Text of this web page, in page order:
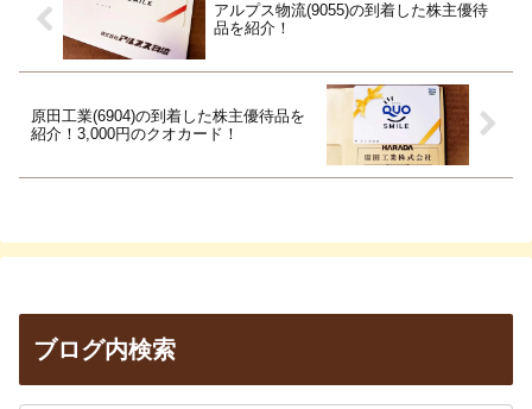
アルプス物流(9055)の到着した株主優待
品を紹介！
原田工業(6904)の到着した株主優待品を
紹介！3,000円のクオカード！
ブログ内検索